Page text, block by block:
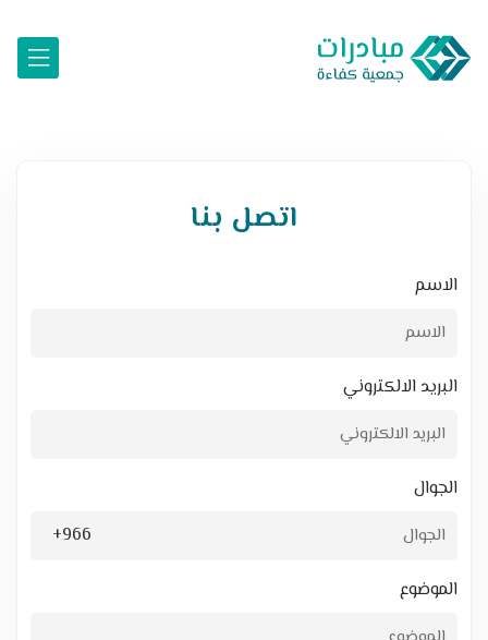
اتصل بنا
الاسم
البريد الالكتروني
الجوال
+966
الموضوع